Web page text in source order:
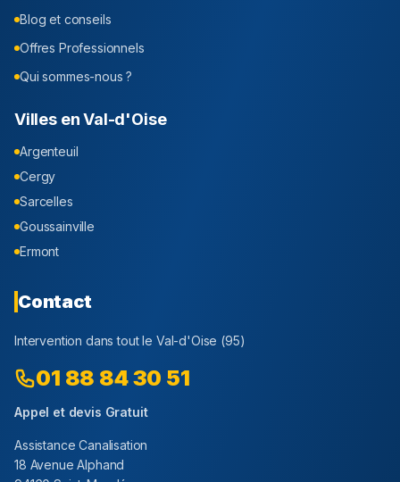
Blog et conseils
Offres Professionnels
Qui sommes-nous ?
Villes enVal-d'Oise
Argenteuil
Cergy
Sarcelles
Goussainville
Ermont
Contact
Intervention dans tout le Val-d'Oise (95)
01 88 84 30 51
Appel et devis Gratuit
Assistance Canalisation
18 Avenue Alphand